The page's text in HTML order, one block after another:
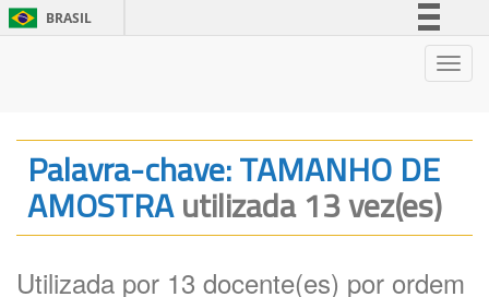
BRASIL
Legislação
Canais
Palavra-chave: TAMANHO DE
AMOSTRAutilizada 13 vez(es)
Utilizada por 13 docente(es) por ordem